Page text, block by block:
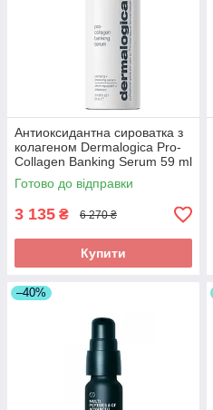
Антиоксидантна сироватка з
колагеном Dermalogica Pro-
Collagen Banking Serum 59 ml
Готово до відправки
3 135 ₴ 6 270 ₴
Купити
–40%